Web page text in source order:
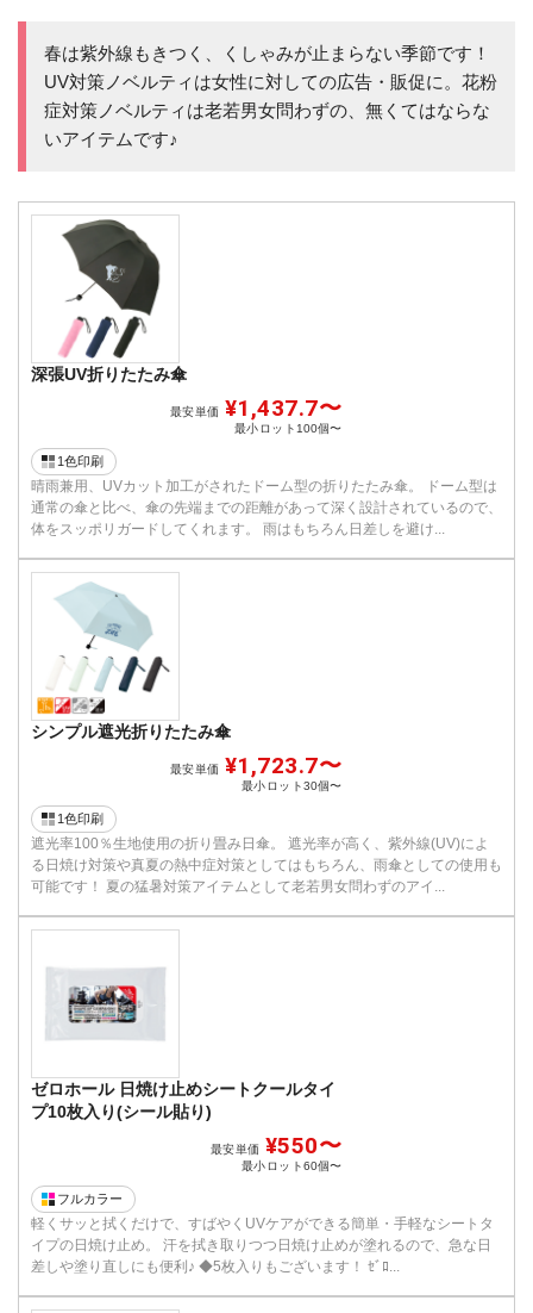
春は紫外線もきつく、くしゃみが止まらない季節です！
UV対策ノベルティは女性に対しての広告・販促に。花粉
症対策ノベルティは老若男女問わずの、無くてはならな
いアイテムです♪
深張UV折りたたみ傘
最安単価 ¥1,437.7〜
最小ロット 100個〜
1色印刷
晴雨兼用、UVカット加工がされたドーム型の折りたたみ傘。 ドーム型は
通常の傘と比べ、傘の先端までの距離があって深く設計されているので、
体をスッポリガードしてくれます。 雨はもちろん日差しを避け...
シンプル遮光折りたたみ傘
最安単価 ¥1,723.7〜
最小ロット30個〜
1色印刷
遮光率100％生地使用の折り畳み日傘。 遮光率が高く、紫外線(UV)によ
る日焼け対策や真夏の熱中症対策としてはもちろん、雨傘としての使用も
可能です！ 夏の猛暑対策アイテムとして老若男女問わずのアイ...
ゼロホール 日焼け止めシートクールタイ
プ10枚入り(シール貼り)
最安単価 ¥550〜
最小ロット60個〜
フルカラー
軽くサッと拭くだけで、すばやくUVケアができる簡単・手軽なシートタ
イプの日焼け止め。 汗を拭き取りつつ日焼け止めが塗れるので、急な日
差しや塗り直しにも便利♪ ◆5枚入りもございます！ ｾﾞﾛ...